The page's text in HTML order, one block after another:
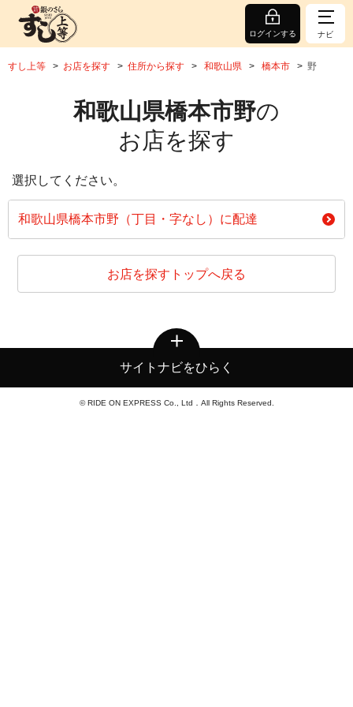
ログインする ナビ
すし上等 お店を探す 住所から探す 和歌山県 橋本市 野
和歌山県橋本市野の
お店を探す
選択してください。
和歌山県橋本市野（丁目・字なし）に配達
お店を探すトップへ戻る
サイトナビをひらく
© RIDE ON EXPRESS Co., Ltd．All Rights Reserved.